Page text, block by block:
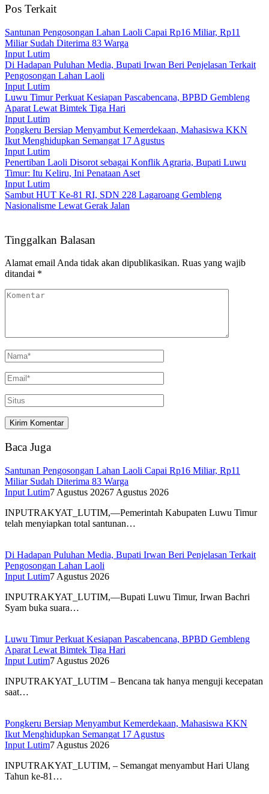
Pos Terkait
Santunan Pengosongan Lahan Laoli Capai Rp16 Miliar, Rp11
Miliar Sudah Diterima 83 Warga
Input Lutim
Di Hadapan Puluhan Media, Bupati Irwan Beri Penjelasan Terkait
Pengosongan Lahan Laoli
Input Lutim
Luwu Timur Perkuat Kesiapan Pascabencana, BPBD Gembleng
Aparat Lewat Bimtek Tiga Hari
Input Lutim
Pongkeru Bersiap Menyambut Kemerdekaan, Mahasiswa KKN
Ikut Menghidupkan Semangat 17 Agustus
Input Lutim
Penertiban Laoli Disorot sebagai Konflik Agraria, Bupati Luwu
Timur: Itu Keliru, Ini Penataan Aset
Input Lutim
Sambut HUT Ke-81 RI, SDN 228 Lagaroang Gembleng
Nasionalisme Lewat Gerak Jalan
Tinggalkan Balasan
Alamat email Anda tidak akan dipublikasikan. Ruas yang wajib
ditandai *
Baca Juga
Santunan Pengosongan Lahan Laoli Capai Rp16 Miliar, Rp11
Miliar Sudah Diterima 83 Warga
Input Lutim7 Agustus 20267 Agustus 2026
INPUTRAKYAT_LUTIM,—Pemerintah Kabupaten Luwu Timur
telah menyiapkan total santunan…
Di Hadapan Puluhan Media, Bupati Irwan Beri Penjelasan Terkait
Pengosongan Lahan Laoli
Input Lutim7 Agustus 2026
INPUTRAKYAT_LUTIM,—Bupati Luwu Timur, Irwan Bachri
Syam buka suara…
Luwu Timur Perkuat Kesiapan Pascabencana, BPBD Gembleng
Aparat Lewat Bimtek Tiga Hari
Input Lutim7 Agustus 2026
INPUTRAKYAT_LUTIM – Bencana tak hanya menguji kecepatan
saat…
Pongkeru Bersiap Menyambut Kemerdekaan, Mahasiswa KKN
Ikut Menghidupkan Semangat 17 Agustus
Input Lutim7 Agustus 2026
INPUTRAKYAT_LUTIM, – Semangat menyambut Hari Ulang
Tahun ke-81…